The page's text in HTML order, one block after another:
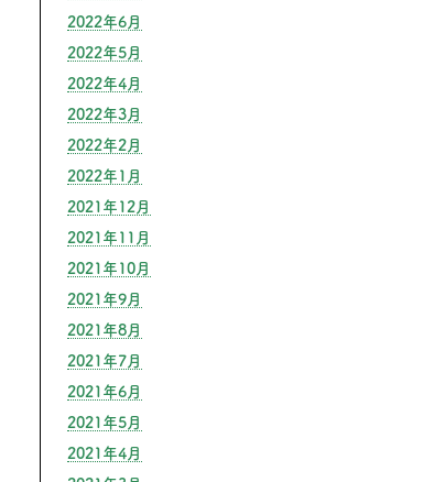
2022年6月
2022年5月
2022年4月
2022年3月
2022年2月
2022年1月
2021年12月
2021年11月
2021年10月
2021年9月
2021年8月
2021年7月
2021年6月
2021年5月
2021年4月